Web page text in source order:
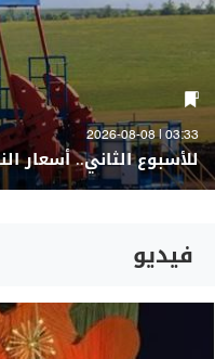
03:33 | 2026-08-08
للأسبوع الثاني.. أسعار
فيديو